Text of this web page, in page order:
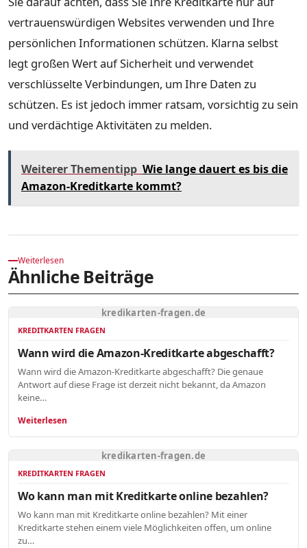
vertrauenswürdigen Websites verwenden und Ihre
persönlichen Informationen schützen. Klarna selbst
legt großen Wert auf Sicherheit und verwendet
verschlüsselte Verbindungen, um Ihre Daten zu
schützen. Es ist jedoch immer ratsam, vorsichtig zu sein
und verdächtige Aktivitäten zu melden.
Weiterer Thementipp Wie lange dauert es bis die
Amazon-Kreditkarte kommt?
Weiterlesen
Ähnliche Beiträge
kredikarten-fragen.de
KREDITKARTEN FRAGEN
Wann wird die Amazon-Kreditkarte abgeschafft?
Wann wird die Amazon-Kreditkarte abgeschafft? Die genaue
Antwort auf diese Frage ist derzeit nicht bekannt, da Amazon
keine…
Weiterlesen
kredikarten-fragen.de
KREDITKARTEN FRAGEN
Wo kann man mit Kreditkarte online bezahlen?
Wo kann man mit Kreditkarte online bezahlen? Mit einer
Kreditkarte stehen einem viele Möglichkeiten offen, um online
zu…